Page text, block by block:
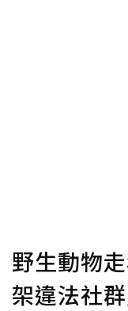
野生動物
架違法社